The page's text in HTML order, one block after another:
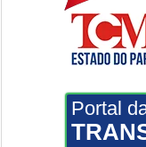
Portal